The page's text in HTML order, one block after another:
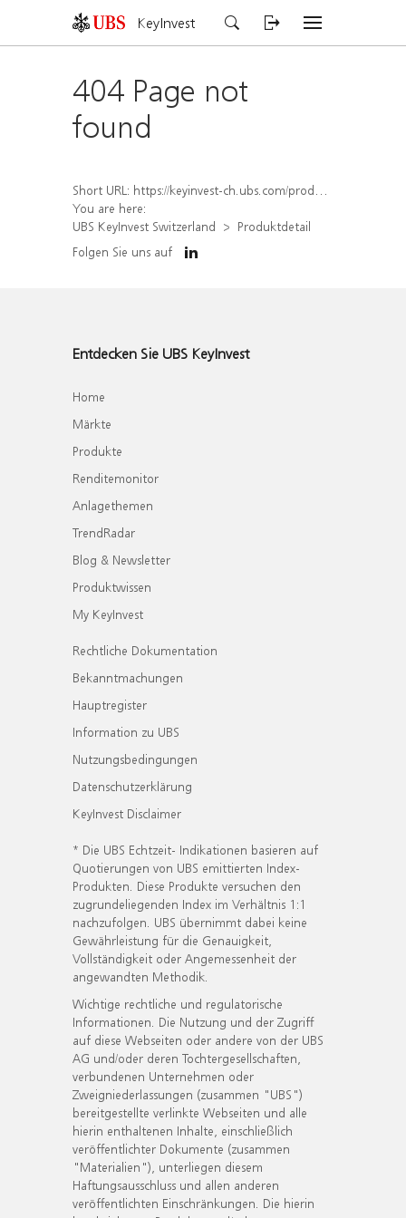
KeyInvest
404 Page not
found
Short URL: https://keyinvest-ch.ubs.com/produkt/detail/index/isin/CH1570509724
You are here:
UBS KeyInvest Switzerland
Produktdetail
Folgen Sie uns auf
Entdecken Sie UBS KeyInvest
Home
Märkte
Produkte
Renditemonitor
Anlagethemen
TrendRadar
Blog & Newsletter
Produktwissen
My KeyInvest
Rechtliche Dokumentation
Bekanntmachungen
Hauptregister
Information zu UBS
Nutzungsbedingungen
Datenschutzerklärung
KeyInvest Disclaimer
* Die UBS Echtzeit- Indikationen basieren auf
Quotierungen von UBS emittierten Index-
Produkten. Diese Produkte versuchen den
zugrundeliegenden Index im Verhältnis 1:1
nachzufolgen. UBS übernimmt dabei keine
Gewährleistung für die Genauigkeit,
Vollständigkeit oder Angemessenheit der
angewandten Methodik.
Wichtige rechtliche und regulatorische
Informationen. Die Nutzung und der Zugriff
auf diese Webseiten oder andere von der UBS
AG und/oder deren Tochtergesellschaften,
verbundenen Unternehmen oder
Zweigniederlassungen (zusammen "UBS")
bereitgestellte verlinkte Webseiten und alle
hierin enthaltenen Inhalte, einschließlich
veröffentlichter Dokumente (zusammen
"Materialien"), unterliegen diesem
Haftungsausschluss und allen anderen
veröffentlichten Einschränkungen. Die hierin